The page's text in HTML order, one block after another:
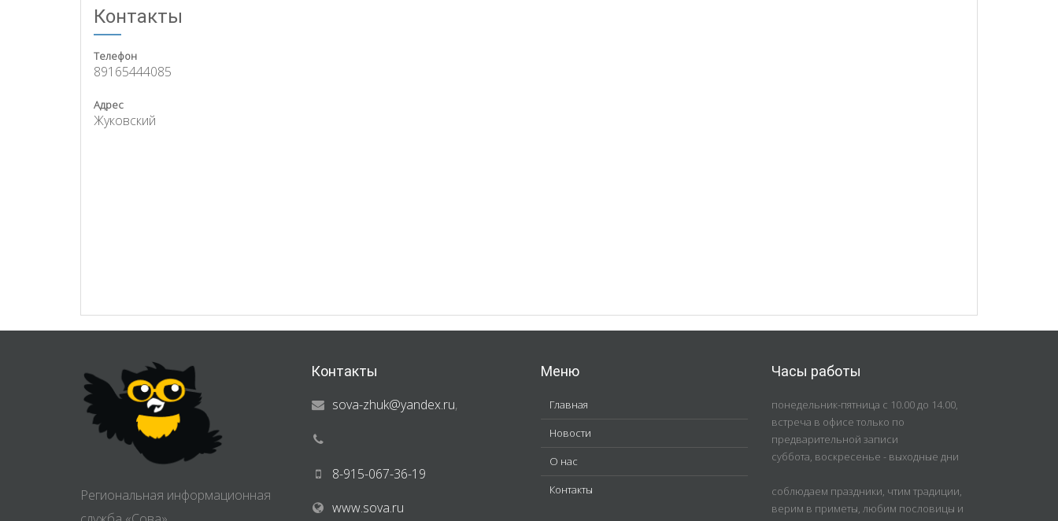
Контакты
Телефон
89165444085
Адрес
Жуковский
Региональная информационная
Контакты
sova-zhuk@yandex.ru,
8-915-067-36-19
www.sova.ru
Меню
Главная
Новости
О нас
Контакты
Часы работы
понедельник-пятница с 10.00 до 14.00,
встреча в офисе только по
предварительной записи
суббота, воскресенье - выходные дни
соблюдаем праздники, чтим традиции,
верим в приметы, любим пословицы и